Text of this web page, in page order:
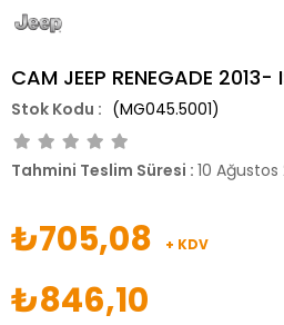
CAM JEEP RENEGADE 2013-
(MG045.5001)
Tahmini Teslim Süresi : 10
₺705,08 + KDV
₺846,10